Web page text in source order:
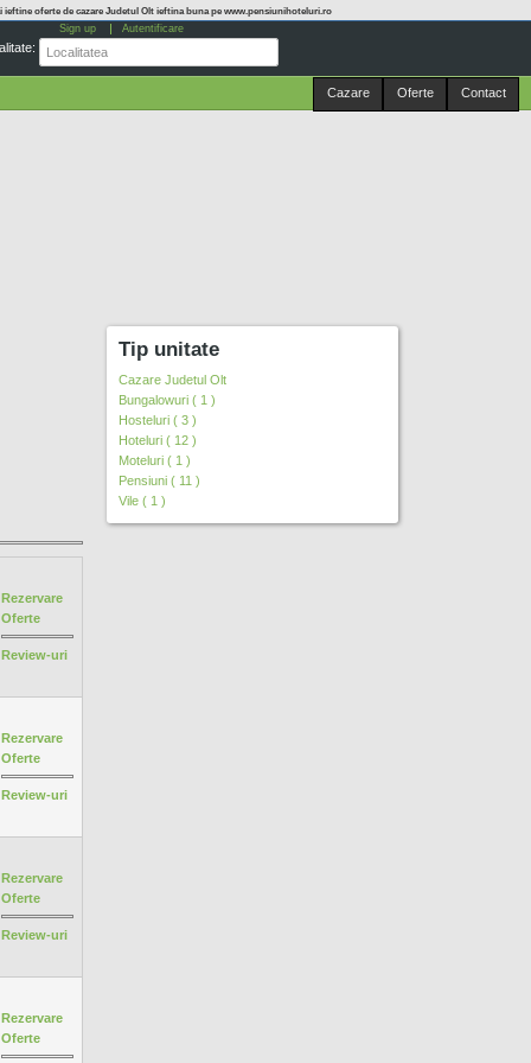
ieftine oferte de cazare Judetul Olt ieftina buna pe www.pensiunihoteluri.ro
Sign up Autentificare
Cazare Oferte Contact
Rezervare
Oferte
Review-uri
Rezervare
Oferte
Review-uri
Rezervare
Oferte
Review-uri
Rezervare
Oferte
Tip unitate
Cazare Judetul Olt
Bungalowuri ( 1 )
Hosteluri ( 3 )
Hoteluri ( 12 )
Moteluri ( 1 )
Pensiuni ( 11 )
Vile ( 1 )